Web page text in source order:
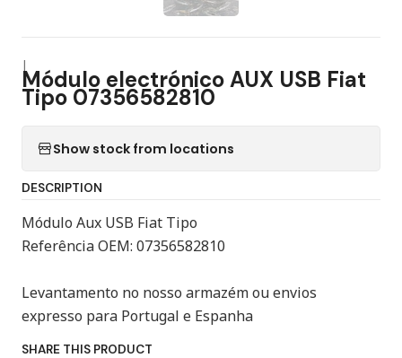
|
Módulo electrónico AUX USB Fiat
Tipo 07356582810
Show stock from locations
DESCRIPTION
Módulo Aux USB Fiat Tipo
Referência OEM: 07356582810
Levantamento no nosso armazém ou envios
expresso para Portugal e Espanha
SHARE THIS PRODUCT